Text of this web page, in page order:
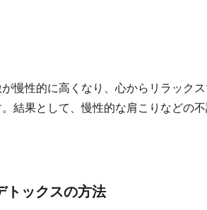
慢性的に高くなり、心からリラック
結果として、慢性的な肩こりなどの
トックスの方法